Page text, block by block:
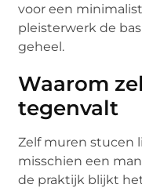
voor een
pleisterwerk de
geheel.
Waarom
tegenvalt
Zelf muren stucen
misschien een
de praktijk blijkt